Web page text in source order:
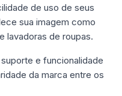
de uso de seus
sua imagem como
lavadoras de roupas.
e funcionalidade
da marca entre os